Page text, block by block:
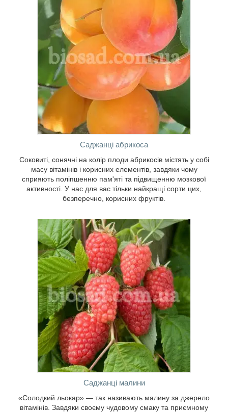
Саджанці абрикоса
Соковиті, сонячні на колір плоди абрикосів містять у собі
масу вітамінів і корисних елементів, завдяки чому
сприяють поліпшенню пам'яті та підвищенню мозкової
активності. У нас для вас тільки найкращі сорти цих,
безперечно, корисних фруктів.
«Солодкий льокар» — так називають
малину за джерело вітамінів. Завдяки
своєму чудовому смаку та приємному
аромату ця ягода підкорила серця
можете замовити за доступними цінами
найкращі сорти ці ягід.
Саджанці малини
«Солодкий льокар» — так називають малину за джерело
вітамінів. Завдяки своєму чудовому смаку та приємному